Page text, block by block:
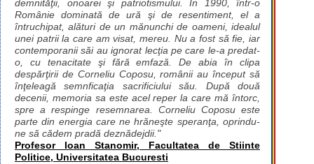
demnităţii, onoarei şi patriotismului. În 1990, într-o
Românie dominată de ură şi de resentiment, el a
întruchipat, alături de un mănunchi de oameni, idealul
unei patrii la care am visat, mereu. Nu a fost să fie, iar
contemporanii săi au ignorat lecţia pe care le-a predat-
o, cu tenacitate şi fără emfază. De abia în clipa
despărţirii de Corneliu Coposu, românii au început să
înţeleagă semnficaţia sacrificiului său. După două
decenii, memoria sa este acel reper la care mă întorc,
spre a respinge resemnarea. Corneliu Coposu este
parte din energia care ne hrăneşte speranţa, oprindu-
ne să cădem pradă deznădejdii."
Profesor Ioan Stanomir, Facultatea de Stiinte
Politice, Universitatea Bucuresti